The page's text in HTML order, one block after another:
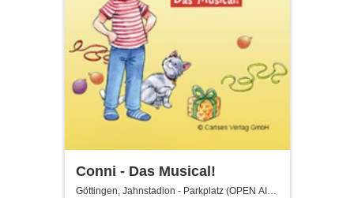
Conni - Das Musical!
Göttingen, Jahnstadion - Parkplatz (OPEN AIR)